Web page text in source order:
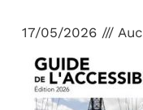
17/05/2026